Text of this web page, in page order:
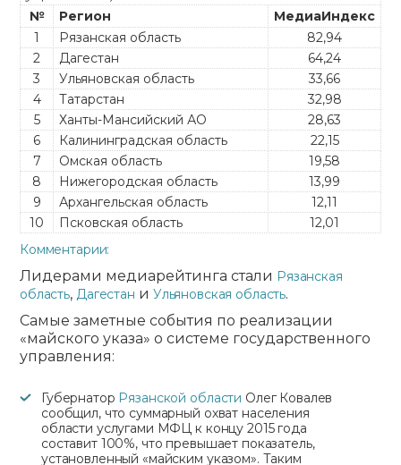
№
Регион
МедиаИндекс
1
Рязанская область
82,94
2
Дагестан
64,24
3
Ульяновская область
33,66
4
Татарстан
32,98
5
Ханты-Мансийский АО
28,63
6
Калининградская область
22,15
7
Омская область
19,58
8
Нижегородская область
13,99
9
Архангельская область
12,11
10
Псковская область
12,01
Комментарии:
Лидерами медиарейтинга стали Рязанская
область, Дагестан и Ульяновская область.
Самые заметные события по реализации
«майского указа» о системе государственного
управления:
Губернатор Рязанской области Олег Ковалев
сообщил, что суммарный охват населения
области услугами МФЦ к концу 2015 года
составит 100%, что превышает показатель,
установленный «майским указом». Таким